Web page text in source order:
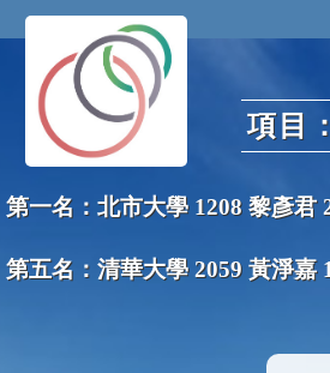
項目
第一名：北市大學 1208 黎彥君
第五名：清華大學 2059 黃淨嘉